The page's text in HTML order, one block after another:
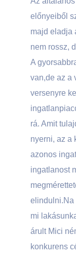
előnyeiből
majd eladja
nem rossz,
A
van,de az a
versenyre
rá. Amit
nyerni, az a
azonos
ingatlanost
elindulni.Na
mi
árult Mici
konkurens